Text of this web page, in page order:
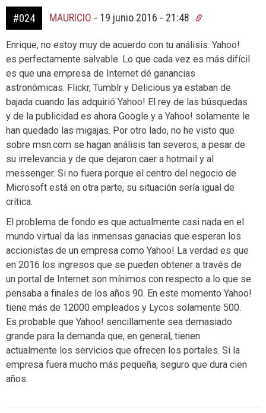
#024 MAURICIO - 19 junio 2016 - 21:48
Enrique, no estoy muy de acuerdo con tu análisis. Yahoo!
es perfectamente salvable. Lo que cada vez es más difícil
es que una empresa de Internet dé ganancias
astronómicas. Flickr, Tumblr y Delicious ya estaban de
bajada cuando las adquirió Yahoo! El rey de las búsquedas
y de la publicidad es ahora Google y a Yahoo! solamente le
han quedado las migajas. Por otro lado, no he visto que
sobre msn.com se hagan análisis tan severos, a pesar de
su irrelevancia y de que dejaron caer a hotmail y al
messenger. Si no fuera porque el centro del negocio de
Microsoft está en otra parte, su situación sería igual de
crítica.
El problema de fondo es que actualmente casi nada en el
mundo virtual da las inmensas ganacias que esperan los
accionistas de un empresa como Yahoo! La verdad es que
en 2016 los ingresos que se pueden obtener a través de
un portal de Internet son mínimos con respecto a lo que se
pensaba a finales de los años 90. En este momento Yahoo!
tiene más de 12000 empleados y Lycos solamente 500.
Es probable que Yahoo! sencillamente sea demasiado
grande para la demanda que, en general, tienen
actualmente los servicios que ofrecen los portales. Si la
empresa fuera mucho más pequeña, seguro que dura cien
años.